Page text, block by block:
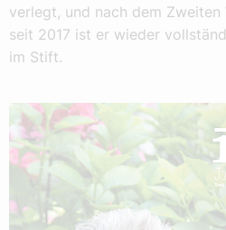
verlegt, und nach dem
seit 2017 ist er wieder
im Stift.